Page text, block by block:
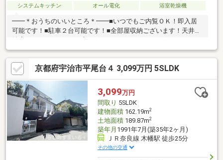
システムキッチン
オール電化 浴室乾燥機
━━＊おうちのいいところ＊━━■いつでもご内覧ＯＫ！即入居
可能です！■駐車２台可能です！■全部屋収納ございます！天井収
ね！■水廻りが１階にあるので階段の上り下りの負担が減ります
ね！■全居室複層ガラス！嬉しい結露防止＆断熱効果！■閑静な住
宅街！子育て世代やまったり過ごしたい方にも♪‐‐‐‐‐‐‐‐‐‐【周辺施
設】・日野小学校…歩１５分・ローソン…歩２分・ドラッグユタ
カ…歩２分・フレンドマート…歩３分‐‐‐‐‐‐‐‐‐‐
京都府宇治市平尾台４ 3,099万円 5SLDK
3,099万円
間取り 5SLDK
建物面積162.19m2
土地面積189.87m2
築年月 1991年7月(築35年2ヶ月)
ＪＲ奈良線 木幡駅 徒歩25分
その他の交通